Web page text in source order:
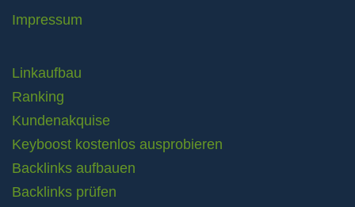
Impressum
Linkaufbau
Ranking
Kundenakquise
Keyboost kostenlos ausprobieren
Backlinks aufbauen
Backlinks prüfen